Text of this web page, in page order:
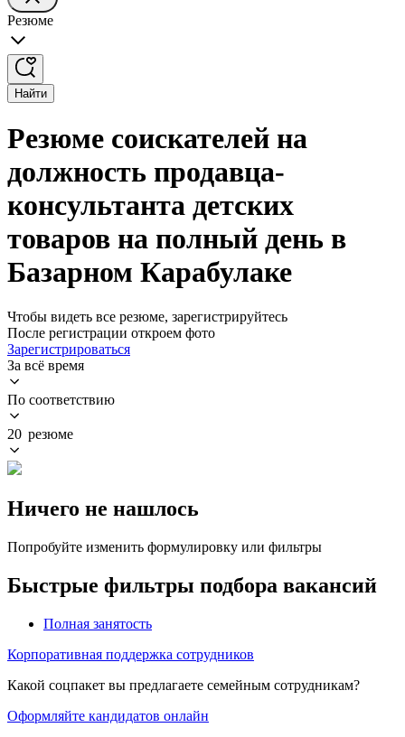
Резюме
Найти
Резюме соискателей на
должность продавца-
консультанта детских
товаров на полный день в
Базарном Карабулаке
Чтобы видеть все резюме, зарегистрируйтесь
После регистрации откроем фото
Зарегистрироваться
За всё время
По соответствию
20 резюме
Ничего не нашлось
Попробуйте изменить формулировку или фильтры
Быстрые фильтры подбора вакансий
Полная занятость
Корпоративная поддержка сотрудников
Какой соцпакет вы предлагаете семейным сотрудникам?
Оформляйте кандидатов онлайн